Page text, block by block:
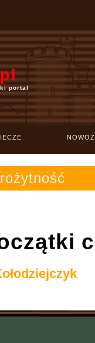
pl
portal